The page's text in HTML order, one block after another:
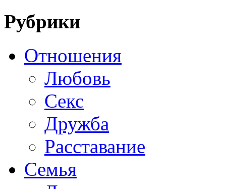
Рубрики
Отношения
Любовь
Секс
Дружба
Расставание
Семья